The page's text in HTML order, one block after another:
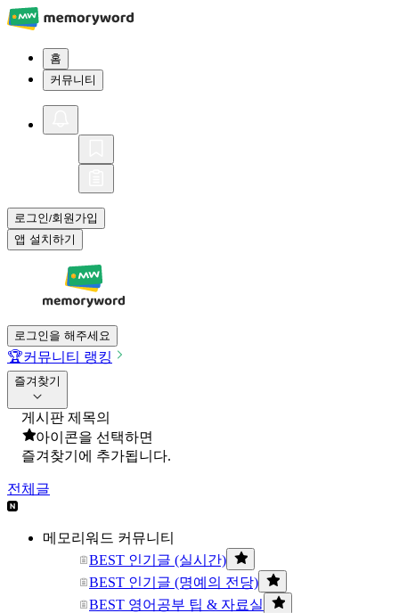
홈
커뮤니티
로그인/회원가입
앱 설치하기
로그인을 해주세요
🏆커뮤니티 랭킹
즐겨찾기
게시판 제목의
아이콘을 선택하면
즐겨찾기에 추가됩니다.
전체글
메모리워드 커뮤니티
BEST 인기글 (실시간)
BEST 인기글 (명예의 전당)
BEST 영어공부 팁 & 자료실